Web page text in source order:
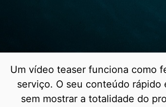
Um vídeo teaser funciona como
serviço. O seu conteúdo rápido
sem mostrar a totalidade do